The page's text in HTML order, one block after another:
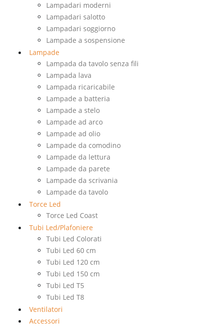
Lampadari moderni
Lampadari salotto
Lampadari soggiorno
Lampade a sospensione
Lampade
Lampada da tavolo senza fili
Lampada lava
Lampada ricaricabile
Lampade a batteria
Lampade a stelo
Lampade ad arco
Lampade ad olio
Lampade da comodino
Lampade da lettura
Lampade da parete
Lampade da scrivania
Lampade da tavolo
Torce Led
Torce Led Coast
Tubi Led/Plafoniere
Tubi Led Colorati
Tubi Led 60 cm
Tubi Led 120 cm
Tubi Led 150 cm
Tubi Led T5
Tubi Led T8
Ventilatori
Accessori